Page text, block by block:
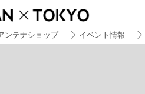
ンテナショップ イベント情報